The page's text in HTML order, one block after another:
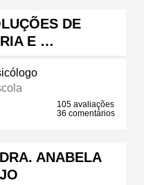
DE
E …
105 avaliações
36 comentários
ANABELA